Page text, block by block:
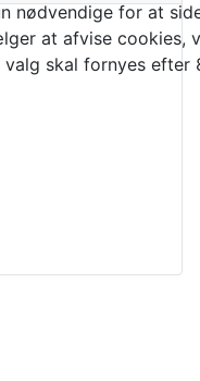
nødvendige for at
at afvise cookies,
skal fornyes efter